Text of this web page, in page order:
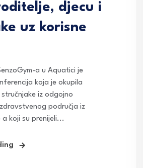
djecu i
uz korisne
a u Aquatici je
koja je okupila
iz odgojno
područja iz
a koji su prenijeli...